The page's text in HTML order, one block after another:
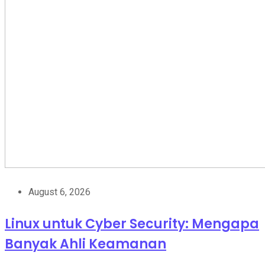
August 6, 2026
Linux untuk Cyber Security: Mengapa
Banyak Ahli Keamanan